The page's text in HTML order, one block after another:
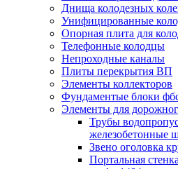
Днища колодезных
Унифицированные
Опорная плита для
Телефонные колодцы
Непроходные каналы
Плиты перекрытия ВП
Элементы коллекторов
Фундаментые блоки
Элементы для
Трубы
железобетонные
Звено оголовка
Портальная